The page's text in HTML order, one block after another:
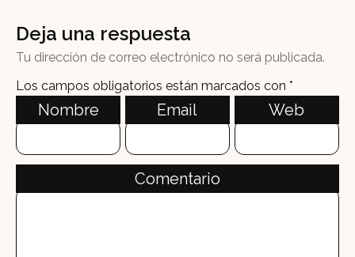
Deja una respuesta
Tu dirección de correo electrónico no será publicada.
Los campos obligatorios están marcados con *
Nombre Email Web
Comentario